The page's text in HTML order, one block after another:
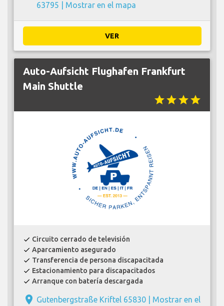
63795 | Mostrar en el mapa
VER
Auto-Aufsicht Flughafen Frankfurt
Main Shuttle
starstarstarstar
check Circuito cerrado de televisión
check Aparcamiento asegurado
check Transferencia de persona discapacitada
check Estacionamiento para discapacitados
check Arranque con batería descargada
place Gutenbergstraße Kriftel 65830 | Mostrar en el